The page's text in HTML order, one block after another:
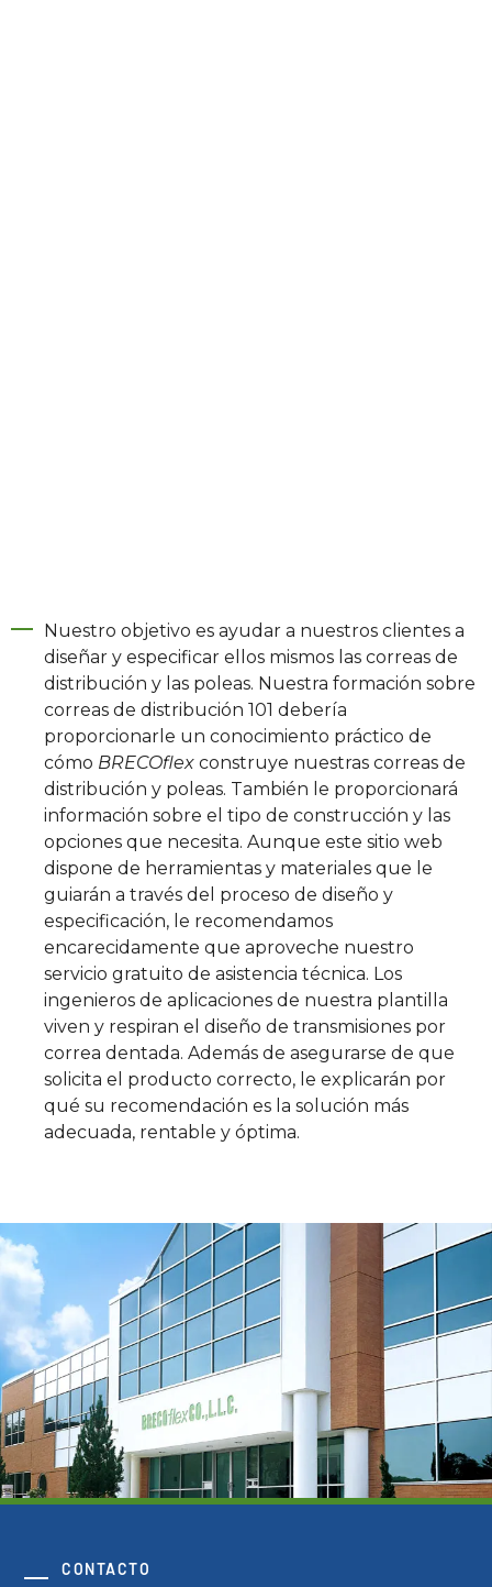
Nuestro objetivo es ayudar a nuestros clientes a
diseñar y especificar ellos mismos las correas de
distribución y las poleas. Nuestra formación sobre
correas de distribución 101 debería
proporcionarle un conocimiento práctico de
cómo BRECOflex construye nuestras correas de
distribución y poleas. También le proporcionará
información sobre el tipo de construcción y las
opciones que necesita. Aunque este sitio web
dispone de herramientas y materiales que le
guiarán a través del proceso de diseño y
especificación, le recomendamos
encarecidamente que aproveche nuestro
servicio gratuito de asistencia técnica. Los
ingenieros de aplicaciones de nuestra plantilla
viven y respiran el diseño de transmisiones por
correa dentada. Además de asegurarse de que
solicita el producto correcto, le explicarán por
qué su recomendación es la solución más
adecuada, rentable y óptima.
CONTACTO